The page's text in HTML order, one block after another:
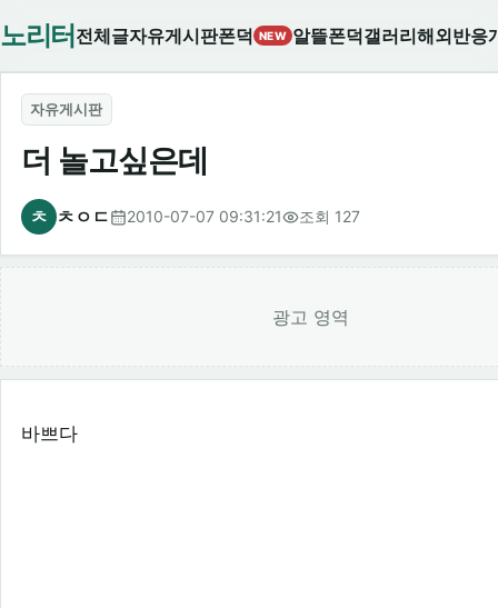
노리터 전체글자유게시판폰덕 NEW 알뜰폰덕갤러리해외반응
자유게시판
더 놀고싶은데
ㅊ ㅊㅇㄷ 2010-07-07 09:31:21 조회 127
광고 영역
바쁘다